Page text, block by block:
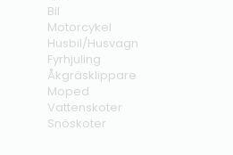
Bil
Motorcykel
Husbil/Husvagn
Fyrhjuling
Åkgräsklippare
Moped
Vattenskoter
Snöskoter